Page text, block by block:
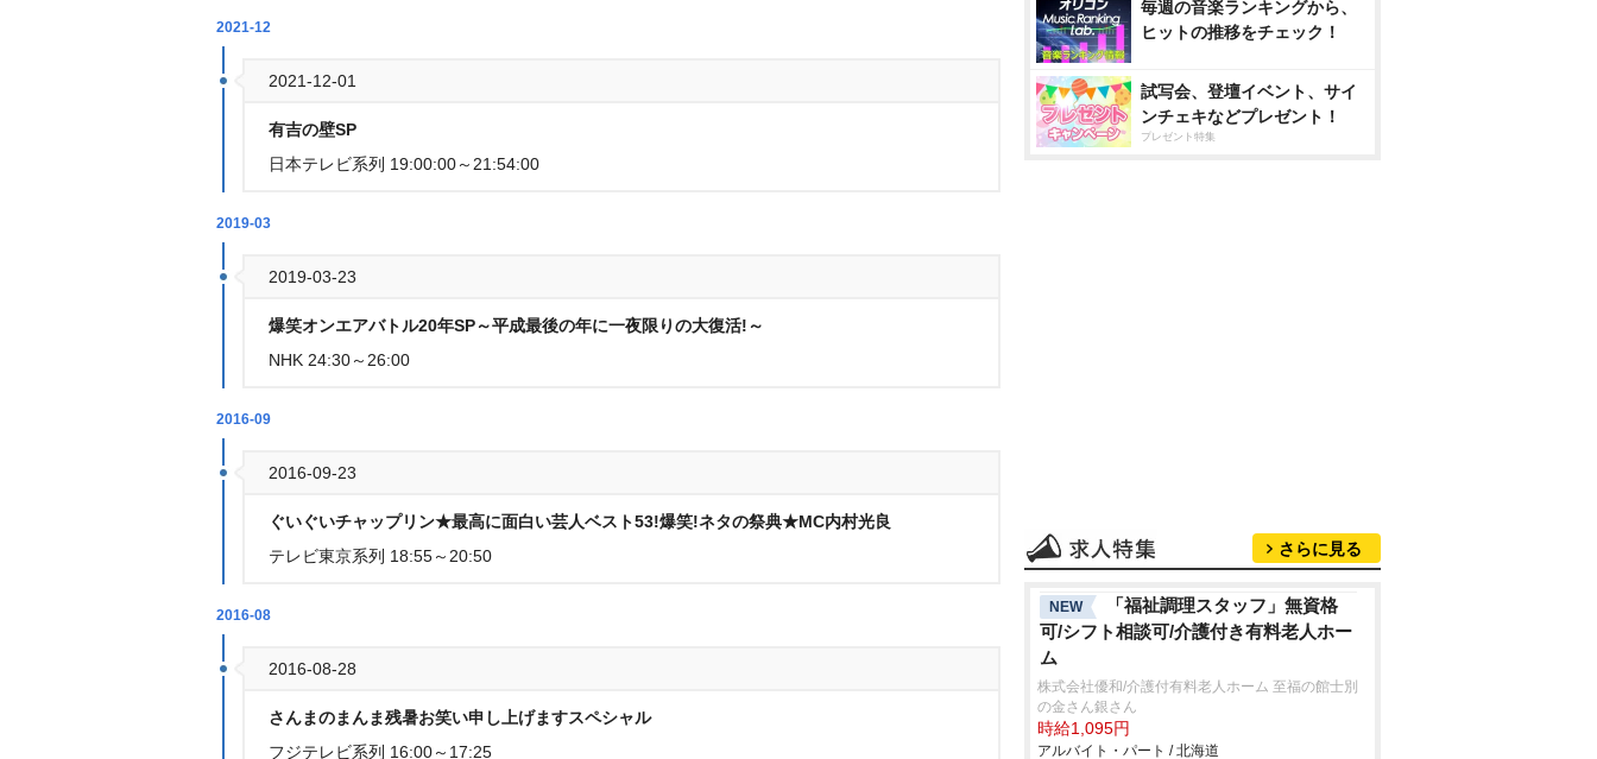
2021-12
2021-12-01
有吉の壁SP
日本テレビ系列 19:00:00～21:54:00
2019-03
2019-03-23
爆笑オンエアバトル20年SP～平成最後の年に一夜限りの大復活!～
NHK 24:30～26:00
2016-09
2016-09-23
ぐいぐいチャップリン★最高に面白い芸人ベスト53!爆笑!ネタの祭典★MC内村光良
テレビ東京系列 18:55～20:50
2016-08
2016-08-28
さんまのまんま残暑お笑い申し上げますスペシャル
フジテレビ系列 16:00～17:25
毎週の音楽ランキングから、
ヒットの推移をチェック！
試写会、登壇イベント、サイ
ンチェキなどプレゼント！
プレゼント特集
さらに見る
NEW
「福祉調理スタッフ」無資格
可/シフト相談可/介護付き有料老人ホー
ム
株式会社優和/介護付有料老人ホーム 至福の館士別
の金さん銀さん
時給1,095円
アルバイト・パート / 北海道